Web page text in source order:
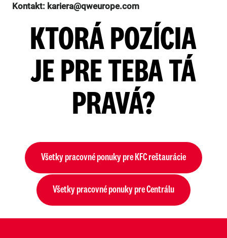
Kontakt: kariera@qweurope.com
KTORÁ POZÍCIA
JE PRE TEBA TÁ
PRAVÁ?
Všetky pracovné ponuky pre KFC reštaurácie
Všetky pracovné ponuky pre Centrálu